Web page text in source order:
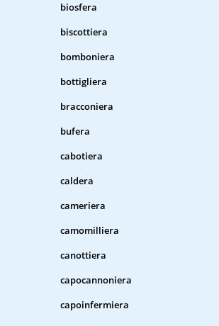
biosfera
biscottiera
bomboniera
bottigliera
bracconiera
bufera
cabotiera
caldera
cameriera
camomilliera
canottiera
capocannoniera
capoinfermiera